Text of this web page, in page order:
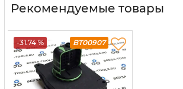
Рекомендуемые товары
-31.74 % BT00907